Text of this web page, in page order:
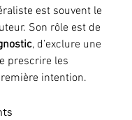
est souvent le
Son rôle est de
, d’exclure une
prescrire les
intention.